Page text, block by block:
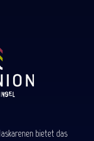
bietet das